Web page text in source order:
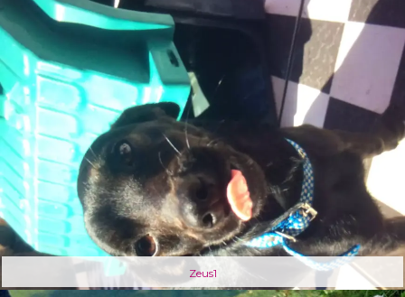
Zeus1